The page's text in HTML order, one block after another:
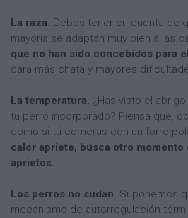
La raza. Debes tener en cuenta de
mayoría se adaptan muy bien a las
que no han sido concebidos para
cara más chata y mayores
La temperatura. ¿Has visto el
tu perro incorporado? Piensa que,
como si tú corrieras con un forro
calor apriete, busca otro momento
aprietos.
Los perros no sudan. Suponemos
mecanismo de autorregulación